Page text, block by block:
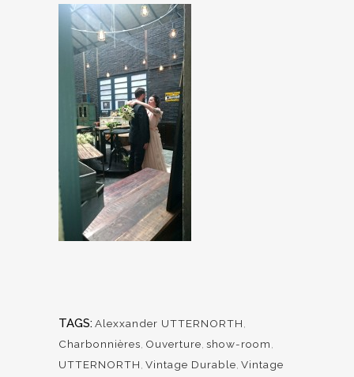
TAGS: Alexxander UTTERNORTH
Charbonnières Ouverture show-room
UTTERNORTH Vintage Durable Vintage